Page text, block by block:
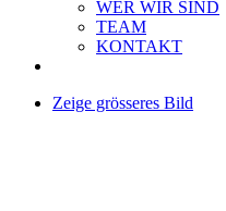
WER WIR SIND
TEAM
KONTAKT
Zeige grösseres Bild